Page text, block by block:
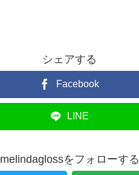
シェアする
Facebook
LINE
melindaglossをフォローする